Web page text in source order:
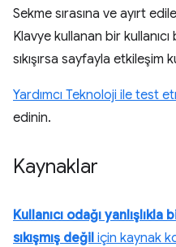
Sekme sırasına ve ayırt
Klavye kullanan bir
sıkışırsa sayfayla etkileşim
Yardımcı Teknoloji ile test
edinin.
Kaynaklar
Kullanıcı odağı
sıkışmış değil için kaynak